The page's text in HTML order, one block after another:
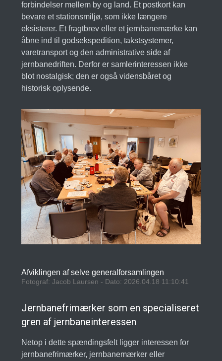
forbindelser mellem by og land. Et postkort kan
bevare et stationsmiljø, som ikke længere
eksisterer. Et fragtbrev eller et jernbanemærke kan
åbne ind til godsekspedition, takstsystemer,
varetransport og den administrative side af
jernbanedriften. Derfor er samlerinteressen ikke
blot nostalgisk; den er også vidensbåret og
historisk oplysende.
Afviklingen af selve generalforsamlingen
Fotograf: Jacob Laursen - Dato: 2026.04.18 11:10:41
Jernbanefrimærker som en specialiseret
gren af jernbaneinteressen
Netop i dette spændingsfelt ligger interessen for
jernbanefrimærker, jernbanemærker eller